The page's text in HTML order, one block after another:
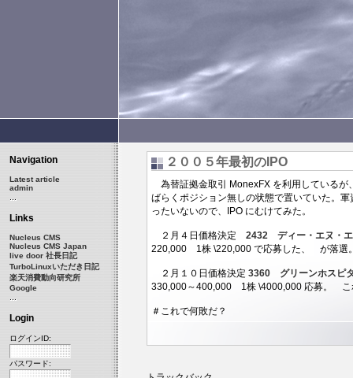
Navigation
Latest article
admin
Links
Nucleus CMS
Nucleus CMS Japan
live door 社長日記
TurboLinuxいただき日記
楽天消費動向研究所
Google
Login
ログインID:
パスワード:
２００５年最初のIPO
為替証拠金取引 MonexFX を利用しているが
ばらくポジション無しの状態で置いていた。
ったいないので、IPO にむけてみた。
２月４日価格決定 2432 ディー・エヌ・
220,000 1株 \220,000 で応募した、 が落選
２月１０日価格決定 3360 グリーンホスピ
330,000～400,000 1株 \4000,000 応募。 こ
＃これで何敗だ？